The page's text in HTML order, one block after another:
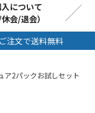
について
休会/退会）
注文で送料無料
ア2パックお試しセット